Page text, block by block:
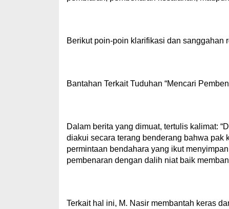
Berikut poin-poin klarifikasi dan
Bantahan Terkait Tuduhan “Mencari
Dalam berita yang dimuat, tertulis kalimat:
diakui secara terang benderang bahwa pak
permintaan bendahara yang ikut
pembenaran dengan dalih niat baik
Terkait hal ini, M. Nasir membantah keras